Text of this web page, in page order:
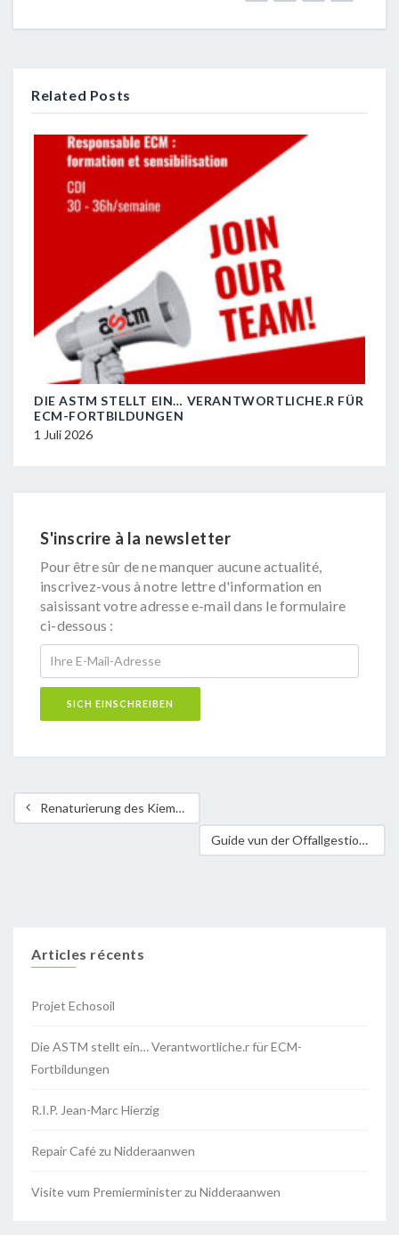
Related Posts
DIE ASTM STELLT EIN… VERANTWORTLICHE.R FÜR
ECM-FORTBILDUNGEN
1 Juli 2026
S'inscrire à la newsletter
Pour être sûr de ne manquer aucune actualité,
inscrivez-vous à notre lettre d'information en
saisissant votre adresse e-mail dans le formulaire
ci-dessous :
Renaturierung des Kiemelbachs
Guide vun der Offallgestioun fir d’ Gemengeverwaltung vu Schëtter
Articles récents
Projet Echosoil
Die ASTM stellt ein… Verantwortliche.r für ECM-
Fortbildungen
R.I.P. Jean-Marc Hierzig
Repair Café zu Nidderaanwen
Visite vum Premierminister zu Nidderaanwen